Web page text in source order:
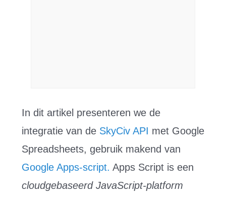
In dit artikel presenteren we de
integratie van de SkyCiv API met Google
Spreadsheets, gebruik makend van
Google Apps-script. Apps Script is een
cloudgebaseerd JavaScript-platform